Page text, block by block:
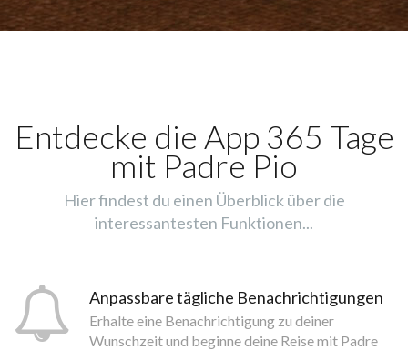
Entdecke die App 365 Tage
mit Padre Pio
Hier findest du einen Überblick über die
interessantesten Funktionen...
Anpassbare tägliche Benachrichtigungen
Erhalte eine Benachrichtigung zu deiner
Wunschzeit und beginne deine Reise mit Padre